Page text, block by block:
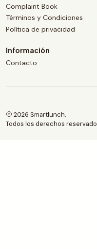
Complaint Book
Términos y Condiciones
Política de privacidad
Información
Contacto
2026 Smartlunch.
Todos los derechos